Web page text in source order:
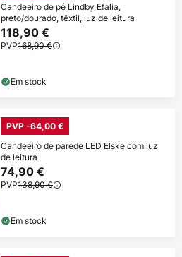
Candeeiro de pé Lindby Efalia,
preto/dourado, têxtil, luz de leitura
118,90 €
PVP168,90 €
Em stock
PVP -64,00 €
Candeeiro de parede LED Elske com luz
de leitura
74,90 €
PVP138,90 €
Em stock